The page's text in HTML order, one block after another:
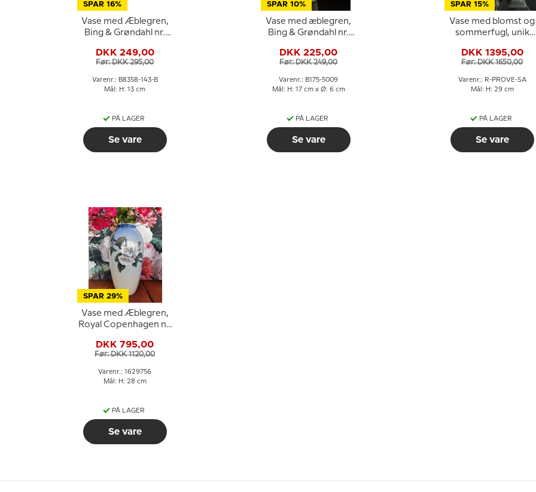
SPAR 16%
Vase med Æblegren,
Bing & Grøndahl nr.
143
DKK 249,00
Før: DKK 295,00
Varenr.: B8358-143-B
Mål: H: 13 cm
PÅ LAGER
Se vare
SPAR 10%
Vase med æblegren,
Bing & Grøndahl nr.
DKK 225,00
Før: DKK 249,00
Varenr.: B175-5009
Mål: H: 17 cm x Ø: 6 cm
PÅ LAGER
Se vare
SPAR 15%
Vase med blomst og
sommerfugl, unik
Royal Copenhagen
DKK 1395,00
Før: DKK 1650,00
Varenr.: R-PROVE-SA
Mål: H: 29 cm
PÅ LAGER
Se vare
SPAR 29%
Vase med Æblegren,
Royal Copenhagen nr.
DKK 795,00
Før: DKK 1120,00
Varenr.: 1629756
Mål: H: 28 cm
PÅ LAGER
Se vare